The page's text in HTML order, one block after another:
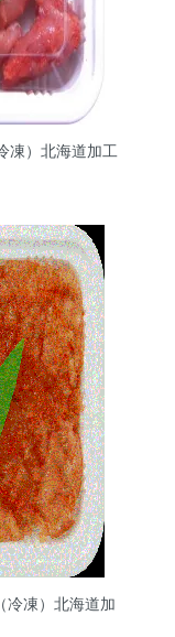
）北海道加工
凍）北海道加